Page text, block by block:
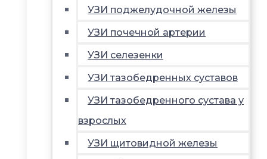
УЗИ поджелудочной железы
УЗИ почечной артерии
УЗИ селезенки
УЗИ тазобедренных суставов
УЗИ тазобедренного сустава у
взрослых
УЗИ щитовидной железы